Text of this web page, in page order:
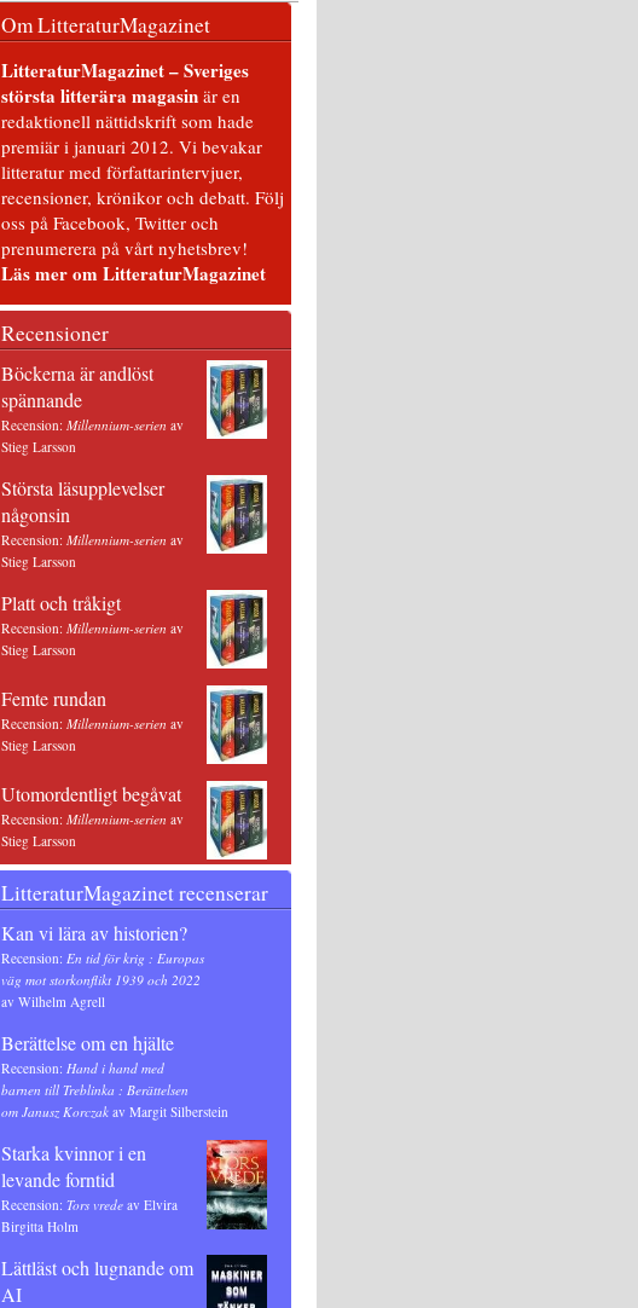
Om LitteraturMagazinet
LitteraturMagazinet – Sveriges
största litterära magasinär en
redaktionell nättidskrift som hade
premiär i januari 2012. Vi bevakar
litteratur med författarintervjuer,
recensioner, krönikor och debatt. Följ
oss på Facebook, Twitter och
prenumerera på vårt nyhetsbrev!
Läs mer om LitteraturMagazinet
Recensioner
Böckerna är andlöst
spännande
Recension: Millennium-serien av
Stieg Larsson
Största läsupplevelser
någonsin
Recension: Millennium-serien av
Stieg Larsson
Platt och tråkigt
Recension: Millennium-serien av
Stieg Larsson
Femte rundan
Recension: Millennium-serien av
Stieg Larsson
Utomordentligt begåvat
Recension: Millennium-serien av
Stieg Larsson
LitteraturMagazinet recenserar
Kan vi lära av historien?
Recension: En tid för krig : Europas
väg mot storkonflikt 1939 och 2022
av Wilhelm Agrell
Berättelse om en hjälte
Recension: Hand i hand med
barnen till Treblinka : Berättelsen
om Janusz Korczakav Margit Silberstein
Starka kvinnor i en
levande forntid
Recension: Tors vredeav Elvira
Birgitta Holm
Lättläst och lugnande om
AI